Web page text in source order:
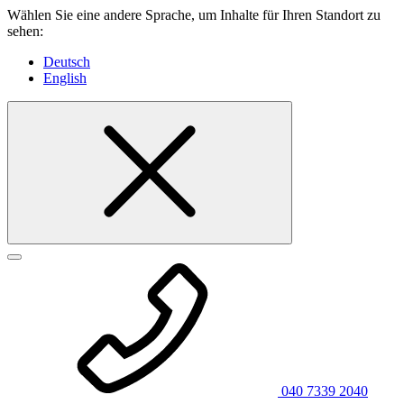
Wählen Sie eine andere Sprache, um Inhalte für Ihren Standort zu
sehen:
Deutsch
English
040 7339 2040